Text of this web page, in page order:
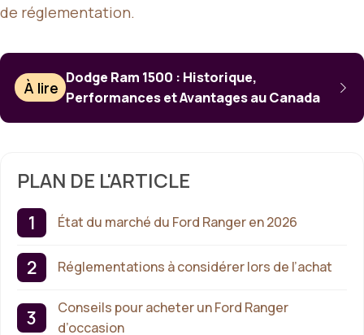
de réglementation.
À lire
Dodge Ram 1500 : Historique,
Performances et Avantages au Canada
PLAN DE L'ARTICLE
État du marché du Ford Ranger en 2026
Réglementations à considérer lors de l’achat
Conseils pour acheter un Ford Ranger
d’occasion